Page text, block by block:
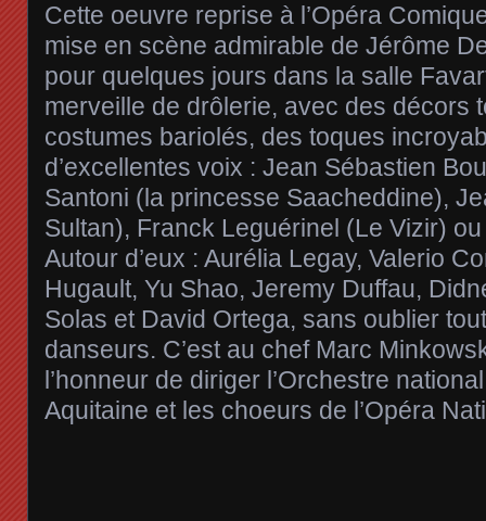
Cette oeuvre reprise à l’Opéra
mise en scène admirable de Jérôme
pour quelques jours dans la salle
merveille de drôlerie, avec des décors
costumes bariolés, des toques
d’excellentes voix : Jean Sébastien
Santoni (la princesse Saacheddine),
Sultan), Franck Leguérinel (Le Vizir)
Autour d’eux : Aurélia Legay, Valerio
Hugault, Yu Shao, Jeremy Duffau,
Solas et David Ortega, sans oublier
danseurs. C’est au chef Marc
l’honneur de diriger l’Orchestre
Aquitaine et les choeurs de l’Opéra